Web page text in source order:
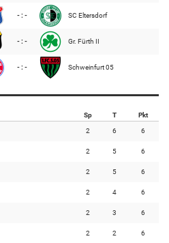
- : - SC Eltersdorf
- : - Gr. Fürth II
- : - Schweinfurt 05
Sp T Pkt
2 6 6
2 5 6
2 5 6
2 4 6
2 3 6
2 2 6